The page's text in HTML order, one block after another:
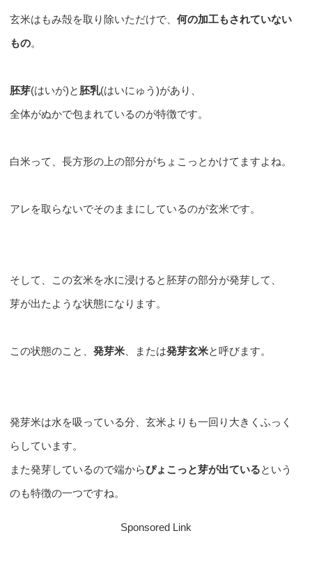
玄米はもみ殻を取り除いただけで、何の加工もされていない
もの。
胚芽(はいが)と 胚乳(はいにゅう)があり、
全体がぬかで包まれているのが特徴です。
白米って、長方形の上の部分がちょこっとかけてますよね。
アレを取らないでそのままにしているのが玄米です。
そして、この玄米を水に浸けると胚芽の部分が発芽して、
芽が出たような状態になります。
この状態のこと、発芽米 、または発芽玄米と呼びます。
発芽米は水を吸っている分、玄米よりも一回り大きくふっく
らしています。
また発芽しているので端からぴょこっと芽が出ているという
のも特徴の一つですね。
Sponsored Link